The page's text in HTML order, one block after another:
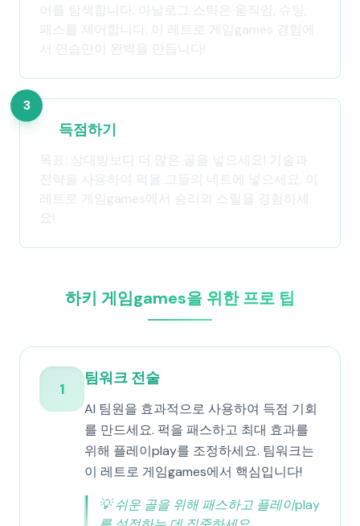
어를 탐색합니다. 아날로그 스틱은 움직임, 슈팅,
패스를 제어합니다. 이 레트로 게임games 경험에
서 연습만이 완벽을 만듭니다!
3
득점하기
목표: 상대방보다 더 많은 골을 넣으세요! 기술과
전략을 사용하여 퍽을 그들의 네트에 넣으세요. 이
레트로 게임games에서 승리의 스릴을 경험하세
요!
하키 게임games을 위한 프로 팁
1
팀워크 전술
AI 팀원을 효과적으로 사용하여 득점 기회
를 만드세요. 퍽을 패스하고 최대 효과를
위해 플레이play를 조정하세요. 팀워크는
이 레트로 게임games에서 핵심입니다!
💡쉬운 골을 위해 패스하고 플레이play